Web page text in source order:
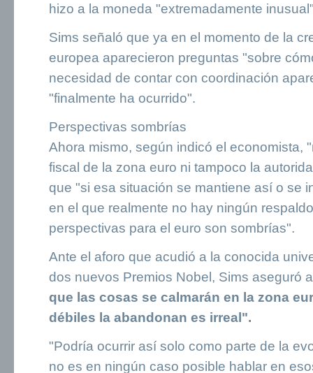
hizo a la moneda "extremadamente
Sims señaló que ya en el momento de la
europea aparecieron preguntas "sobre
necesidad de contar con coordinación
"finalmente ha ocurrido".
Perspectivas sombrías
Ahora mismo, según indicó el economista,
fiscal de la zona euro ni tampoco la
que "si esa situación se mantiene así o se
en el que realmente no hay ningún
perspectivas para el euro son sombrías".
Ante el aforo que acudió a la conocida
dos nuevos Premios Nobel, Sims aseguró
que las cosas se calmarán en la zona
débiles la abandonan es irreal".
"Podría ocurrir así solo como parte de la
no es en ningún caso posible hablar en